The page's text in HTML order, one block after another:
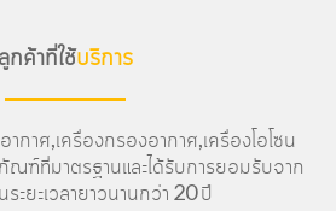
ลูกค้าที่ใช้บริการ
าศ,เครื่องกรองอากาศ,เครื่องโอโซน
ฑ์ที่มาตรฐานและได้รับการยอมรับจาก
ระยะเวลายาวนานกว่า 20 ปี